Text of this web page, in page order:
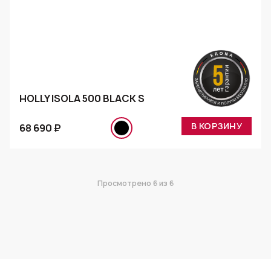
HOLLY ISOLA 500 BLACK S
68 690 ₽ В КОРЗИНУ
Просмотрено 6 из 6